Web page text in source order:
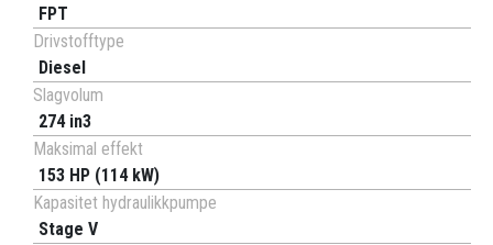
FPT
Drivstofftype
Diesel
Slagvolum
274 in3
Maksimal effekt
153 HP (114 kW)
Kapasitet hydraulikkpumpe
Stage V